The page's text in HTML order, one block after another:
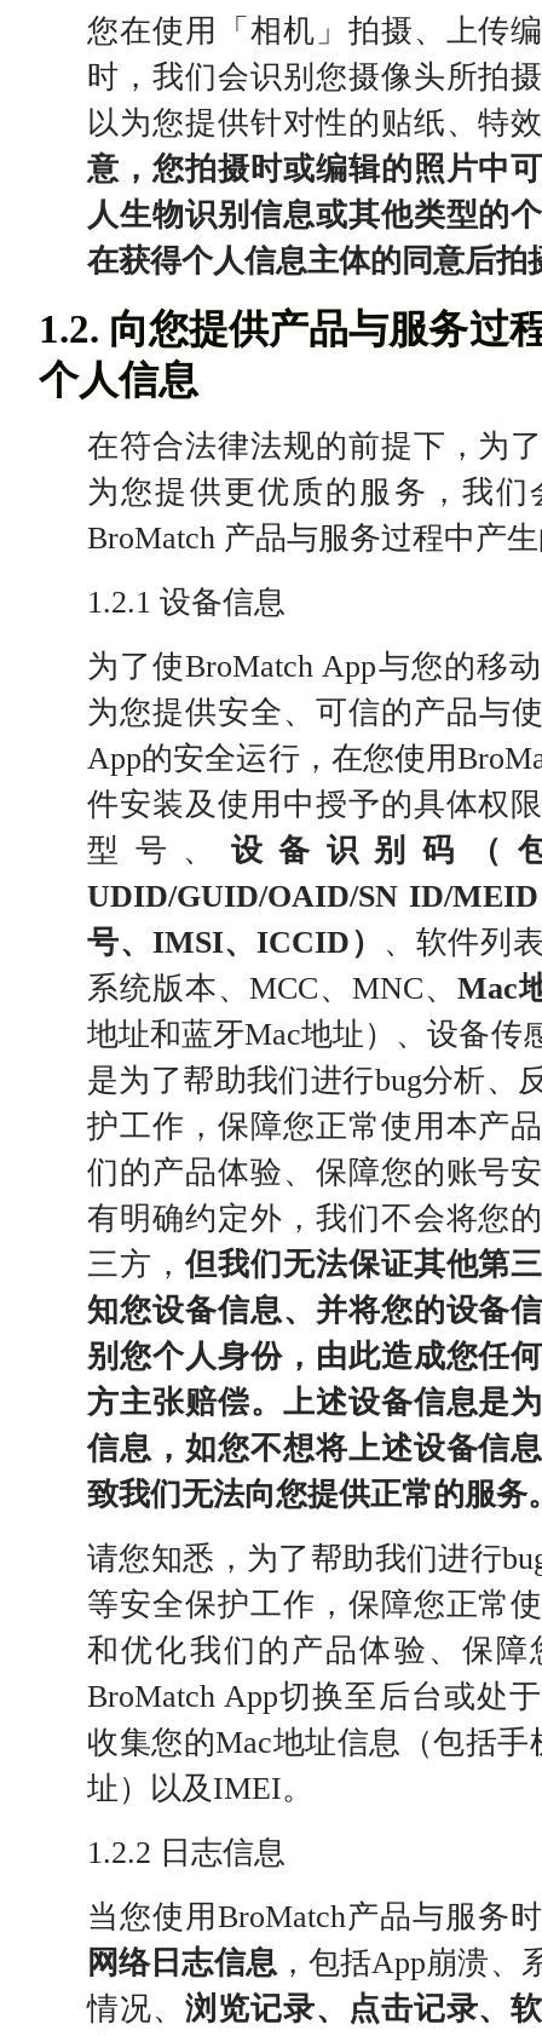
您在使用「相机」拍摄、上传
时，我们会识别您摄像头所拍
以为您提供针对性的贴纸、特
意，您拍摄时或编辑的照片中
人生物识别信息或其他类型的
在获得个人信息主体的同意后拍
1.2. 向您提供产品与服务过
个人信息
在符合法律法规的前提下，为
为您提供更优质的服务，我
BroMatch 产品与服务过程中产
1.2.1 设备信息
为了使BroMatch App与您的移
为您提供安全、可信的产品与
App的安全运行，在您使用
件安装及使用中授予的具体权
型号、 设备识别码（包
UDID/GUID/OAID/SN ID/
号、IMSI、ICCID） 、软件列
系统版本、MCC、MNC、Mac
地址和蓝牙Mac地址）、设备传
是为了帮助我们进行bug分析、
护工作，保障您正常使用本产
们的产品体验、保障您的账号
有明确约定外，我们不会将您
三方，但我们无法保证其他第
知您设备信息、并将您的设备
别您个人身份，由此造成您任
方主张赔偿。上述设备信息是
信息，如您不想将上述设备信
致我们无法向您提供正常的服务
请您知悉，为了帮助我们进行
等安全保护工作，保障您正常
和优化我们的产品体验、保
BroMatch App切换至后台或处
收集您的Mac地址信息（包括
址）以及IMEI。
1.2.2 日志信息
当您使用BroMatch产品与服务
网络日志信息，包括App崩溃、
情况、 浏览记录、点击记录、